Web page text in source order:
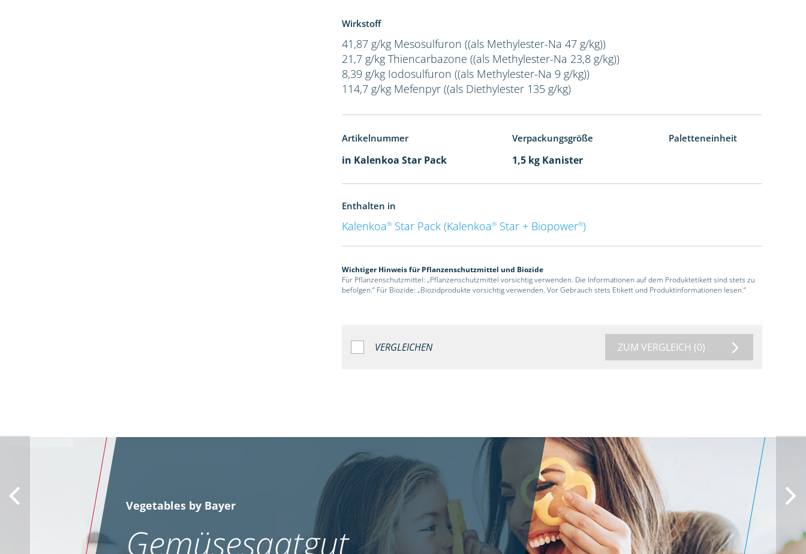
Wirkstoff
41,87 g/kg Mesosulfuron ((als Methylester-Na 47 g/kg))
21,7 g/kg Thiencarbazone ((als Methylester-Na 23,8 g/kg))
8,39 g/kg Iodosulfuron ((als Methylester-Na 9 g/kg))
114,7 g/kg Mefenpyr ((als Diethylester 135 g/kg)
Artikelnummer Verpackungsgröße Paletteneinheit
in Kalenkoa Star Pack 1,5 kg Kanister
Enthalten in
Kalenkoa® Star Pack (Kalenkoa® Star + Biopower®)
Wichtiger Hinweis für Pflanzenschutzmittel und Biozide
Für Pflanzenschutzmittel: „Pflanzenschutzmittel vorsichtig verwenden. Die Informationen auf dem Produktetikett sind stets zu
befolgen.“ Für Biozide: „Biozidprodukte vorsichtig verwenden. Vor Gebrauch stets Etikett und Produktinformationen lesen.“
VERGLEICHEN ZUM VERGLEICH (0)
Vegetables by Bayer
Gemüsesaatgut